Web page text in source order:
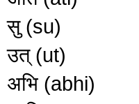
सु (su)
उत् (ut)
अभि (abhi)